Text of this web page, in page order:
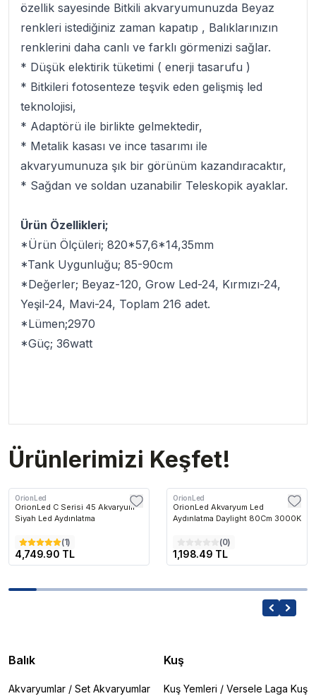
özellik sayesinde Bitkili akvaryumunuzda Beyaz
renkleri istediğiniz zaman kapatıp , Balıklarınızın
renklerini daha canlı ve farklı görmenizi sağlar.
* Düşük elektirik tüketimi ( enerji tasarufu )
* Bitkileri fotosenteze teşvik eden gelişmiş led
teknolojisi,
* Adaptörü ile birlikte gelmektedir,
* Metalik kasası ve ince tasarımı ile
akvaryumunuza şık bir görünüm kazandıracaktır,
* Sağdan ve soldan uzanabilir Teleskopik ayaklar.
Ürün Özellikleri;
*Ürün Ölçüleri; 820*57,6*14,35mm
*Tank Uygunluğu; 85-90cm
*Değerler; Beyaz-120, Grow Led-24, Kırmızı-24,
Yeşil-24, Mavi-24, Toplam 216 adet.
*Lümen;2970
*Güç; 36watt
Ürünlerimizi Keşfet!
OrionLed
OrionLed C Serisi 45 Akvaryum
Siyah Led Aydınlatma
(1)
4,749.90 TL
OrionLed
OrionLed Akvaryum Led
Aydınlatma Daylight 80Cm 3000K
(0)
1,198.49 TL
Balık
Akvaryumlar / Set Akvaryumlar
Kuş
Kuş Yemleri / Versele Laga Kuş